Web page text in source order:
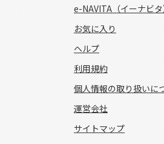
e-NAVITA（イーナビ
お気に入り
ヘルプ
利用規約
個人情報の取り扱いに
運営会社
サイトマップ